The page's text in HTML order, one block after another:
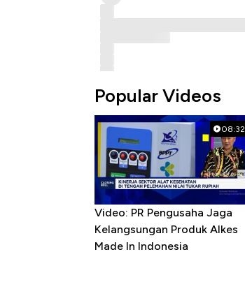
Popular Videos
08:32
Video: PR Pengusaha Jaga
Kelangsungan Produk Alkes
Made In Indonesia